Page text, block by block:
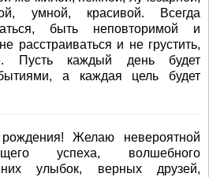
умной, красивой. Всегда
быть неповторимой и
расстраиваться и не грустить,
Пусть каждый день будет
а каждая цель будет
Желаю невероятной
успеха, волшебного
улыбок, верных друзей,